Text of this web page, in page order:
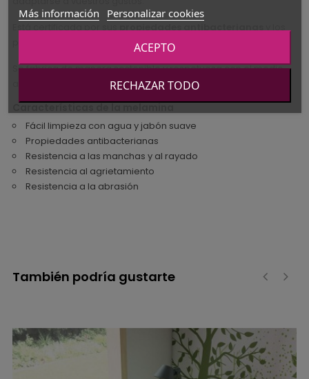
paneles tienen el certificado ISO 22196: 2011
Se fabrica de manera sostenible y respetuosa con el medio
Características de la melamina
Fácil limpieza con agua y jabón suave
Propiedades antibacterianas
Resistencia a las manchas y al rayado
Resistencia al agrietamiento
Resistencia a la abrasión
También podría gustarte
Más información Personalizar cookies
RECHAZAR TODO
ACEPTO